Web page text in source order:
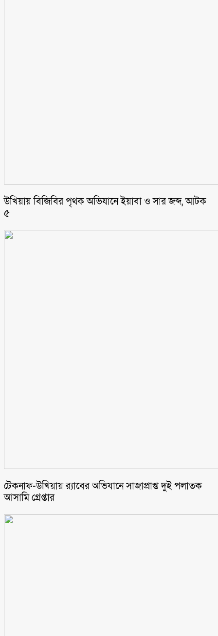
উখিয়ায় বিজিবির পৃথক অভিযানে ইয়াবা ও সার জব্দ, আটক
৫
টেকনাফ-উখিয়ায় র‌্যাবের অভিযানে সাজাপ্রাপ্ত দুই পলাতক
আসামি গ্রেপ্তার